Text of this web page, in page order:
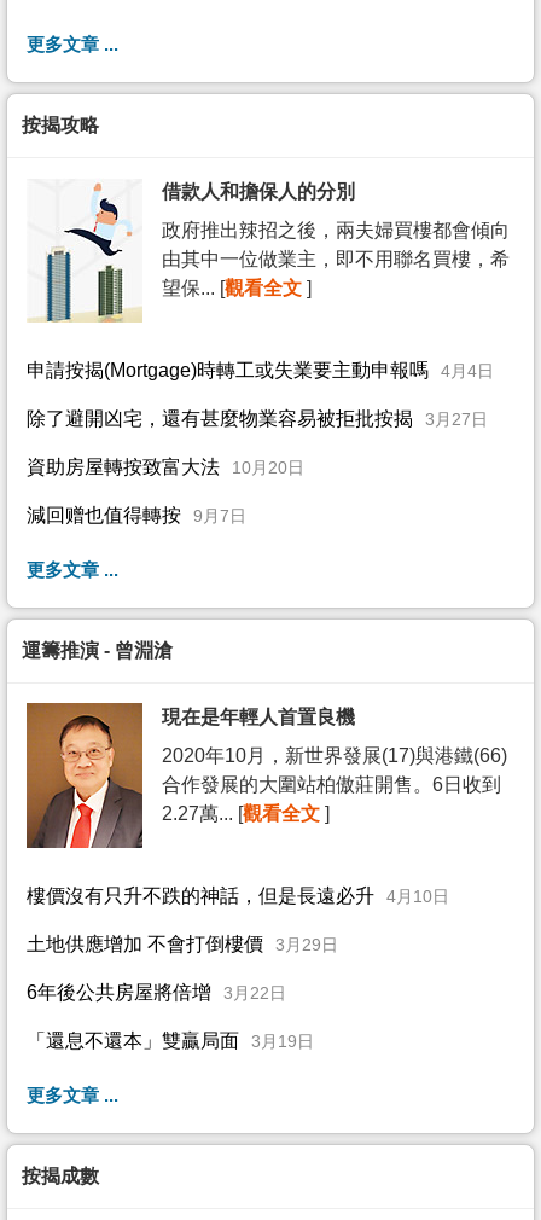
更多文章 ...
按揭攻略
借款人和擔保人的分別
政府推出辣招之後，兩夫婦買樓都會傾向
由其中一位做業主，即不用聯名買樓，希
望保... [觀看全文 ]
申請按揭(Mortgage)時轉工或失業要主動申報嗎 4月4日
除了避開凶宅，還有甚麼物業容易被拒批按揭 3月27日
資助房屋轉按致富大法 10月20日
減回赠也值得轉按 9月7日
更多文章 ...
運籌推演 - 曾淵滄
現在是年輕人首置良機
2020年10月，新世界發展(17)與港鐵(66)
合作發展的大圍站柏傲莊開售。6日收到
2.27萬... [觀看全文 ]
樓價沒有只升不跌的神話，但是長遠必升 4月10日
土地供應增加 不會打倒樓價 3月29日
6年後公共房屋將倍增 3月22日
「還息不還本」雙贏局面 3月19日
更多文章 ...
按揭成數